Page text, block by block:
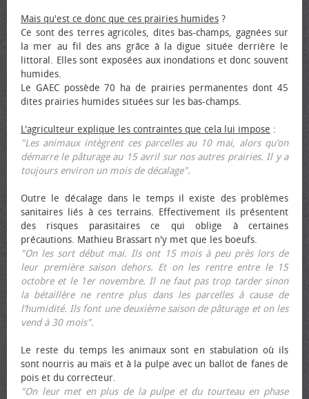
Mais qu'est ce donc que ces prairies humides ?
Ce sont des terres agricoles, dites bas-champs, gagnées sur
la mer au fil des ans grâce à la digue située derrière le
littoral. Elles sont exposées aux inondations et donc souvent
humides.
Le GAEC possède 70 ha de prairies permanentes dont 45
dites prairies humides situées sur les bas-champs.
L'agriculteur explique les contraintes que cela lui impose :
"Les animaux intègrent ces parcelles au 10 mai, alors qu’on
démarre le pâturage au 15 avril sur nos autres prairies. Il y a
toujours environ un mois de décalage".
Outre le décalage dans le temps il existe des problèmes
sanitaires liés à ces terrains. Effectivement ils présentent
des risques parasitaires ce qui oblige à certaines
précautions. Mathieu Brassart n'y met que les bœufs.
"On les sort début mai. Ils ont 15 mois à peu près lors de
leur première saison dehors. Et on les rentre entre le 15
octobre et le 1er novembre. Il ne faut pas trop tarder sinon
la bétaillère ne rentre plus dans les parcelles à cause de
l’humidité. Ils font une deuxième saison de pâturage et on les
vend à 30 mois".
Le reste du temps les animaux sont en stabulation où ils
sont nourris au maïs et à la pulpe avec un ballot de fanes de
pois et du correcteur.
"On leur met en plus de la pulpe et du tourteau en phase